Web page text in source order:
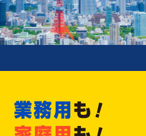
オリジナルサイズ 販売開始!
Recommend
おすすめ情報